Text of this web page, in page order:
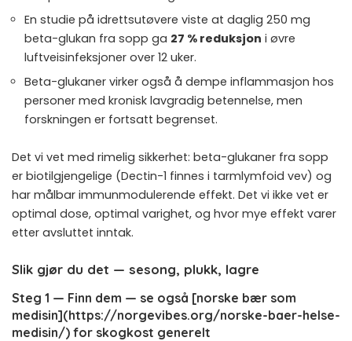
En studie på idrettsutøvere viste at daglig 250 mg
beta-glukan fra sopp ga 27 % reduksjon i øvre
luftveisinfeksjoner over 12 uker.
Beta-glukaner virker også å dempe inflammasjon hos
personer med kronisk lavgradig betennelse, men
forskningen er fortsatt begrenset.
Det vi vet med rimelig sikkerhet: beta-glukaner fra sopp
er biotilgjengelige (Dectin-1 finnes i tarmlymfoid vev) og
har målbar immunmodulerende effekt. Det vi ikke vet er
optimal dose, optimal varighet, og hvor mye effekt varer
etter avsluttet inntak.
Slik gjør du det — sesong, plukk, lagre
Steg 1 — Finn dem — se også [norske bær som
medisin](https://norgevibes.org/norske-baer-helse-
medisin/) for skogkost generelt